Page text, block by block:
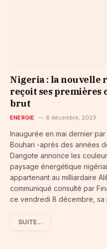
Nigeria : la nouvelle
reçoit ses premières
brut
ENERGIE 8 décembre, 2023
Inaugurée en mai dernier
Bouhari -après des années
Dangote annonce les
paysage énergétique
appartenant au milliardaire
communiqué consulté par
ce vendredi 8 décembre, sa
SUITE...